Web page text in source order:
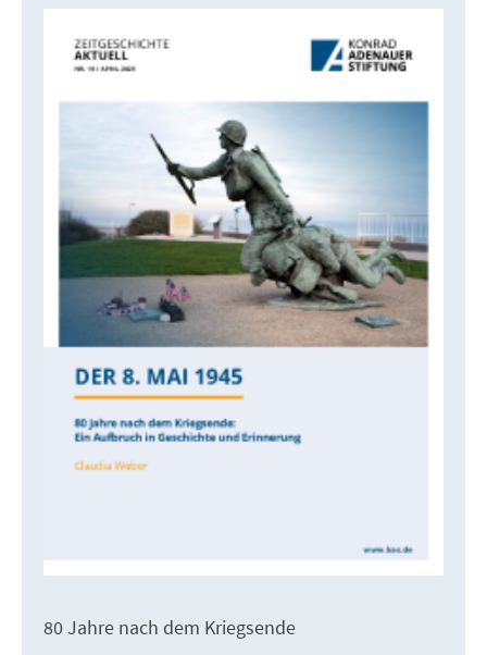
80 Jahre nach dem Kriegsende